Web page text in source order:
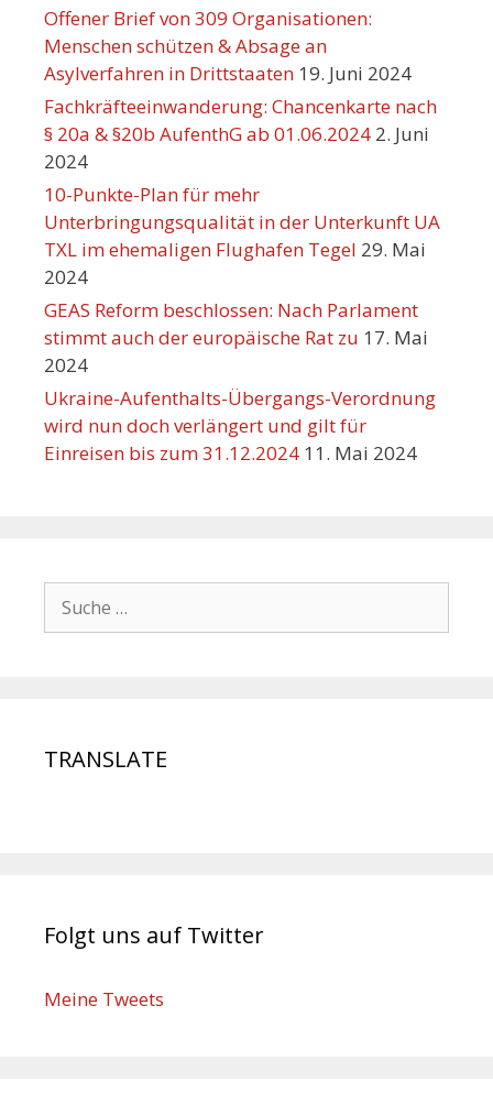
Offener Brief von 309 Organisationen:
Menschen schützen & Absage an
Asylverfahren in Drittstaaten 19. Juni 2024
Fachkräfteeinwanderung: Chancenkarte nach
§ 20a & §20b AufenthG ab 01.06.2024 2. Juni
2024
10-Punkte-Plan für mehr
Unterbringungsqualität in der Unterkunft UA
TXL im ehemaligen Flughafen Tegel 29. Mai
2024
GEAS Reform beschlossen: Nach Parlament
stimmt auch der europäische Rat zu 17. Mai
2024
Ukraine-Aufenthalts-Übergangs-Verordnung
wird nun doch verlängert und gilt für
Einreisen bis zum 31.12.2024 11. Mai 2024
TRANSLATE
Folgt uns auf Twitter
Meine Tweets